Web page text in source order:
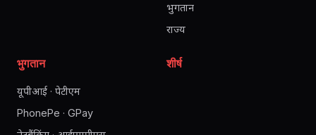
भुगतान
राज्य
भुगतान
यूपीआई · पेटीएम
PhonePe · GPay
शीर्ष